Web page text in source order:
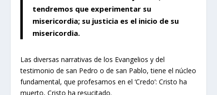
tendremos que experimentar su
misericordia; su justicia es el inicio de su
misericordia.
Las diversas narrativas de los Evangelios y del
testimonio de san Pedro o de san Pablo, tiene el núcleo
fundamental, que profesamos en el ‘Credo’: Cristo ha
muerto, Cristo ha resucitado.